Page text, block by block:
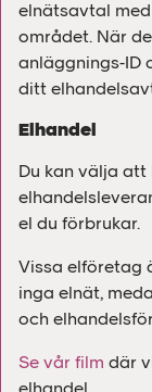
elnätsavtal
området. När
anläggnings-ID
ditt
Elhandel
Du kan välja
el du förbrukar.
Vissa elföretag
inga elnät,
och
Se vår film där
elhandel.